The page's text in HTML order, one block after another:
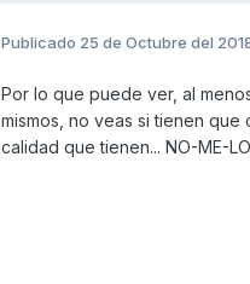
Publicado 25 de Octubre del
Por lo que puede ver, al
mismos, no veas si tienen
calidad que tienen... NO-ME-